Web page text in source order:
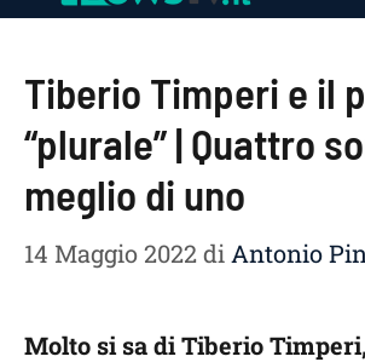
contenuto
Tiberio Timperi e il
“plurale” | Quattro
meglio di uno
14 Maggio 2022di Antonio
Molto si sa di Tiberio